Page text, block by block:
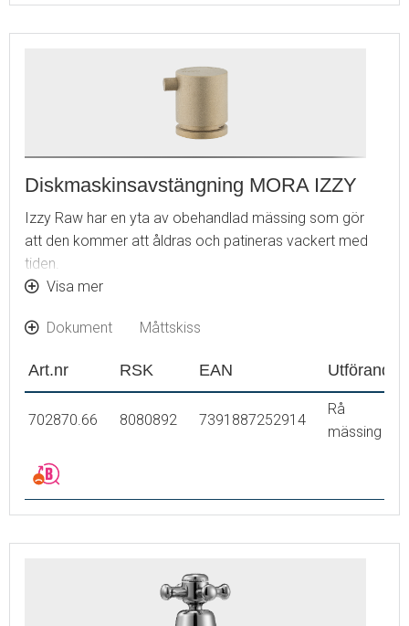
Diskmaskinsavstängning MORA IZZY
Izzy Raw har en yta av obehandlad mässing som gör
att den kommer att åldras och patineras vackert med
tiden.
Hålmått Ø29-32 mm
Visa mer
Dokument Måttskiss
Art.nr RSK EAN Utförande
702870.66 8080892 7391887252914
Rå
mässing